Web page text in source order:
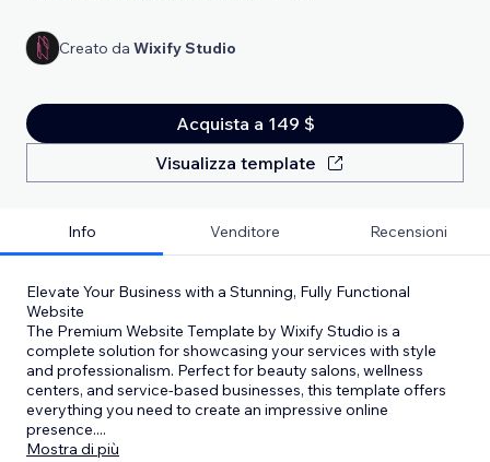
Creato da Wixify Studio
Acquista a 149 $
Visualizza template
Info Venditore Recensioni
Elevate Your Business with a Stunning, Fully Functional
Website
The Premium Website Template by Wixify Studio is a
complete solution for showcasing your services with style
and professionalism. Perfect for beauty salons, wellness
centers, and service-based businesses, this template offers
everything you need to create an impressive online
presence....
Mostra di più